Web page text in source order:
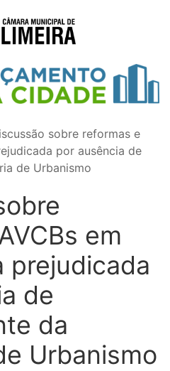
sobre reformas e
por ausência de
de Urbanismo
em
prejudicada
de
da
Urbanismo